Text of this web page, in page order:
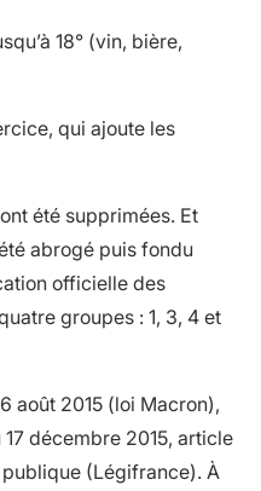
18° (vin, bière,
qui ajoute les
été supprimées. Et
abrogé puis fondu
officielle des
groupes : 1, 3, 4 et
août 2015 (loi Macron),
décembre 2015, article
(Légifrance). À